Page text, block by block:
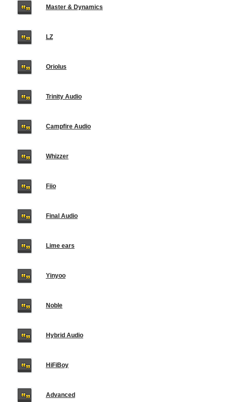
Master & Dynamics
LZ
Oriolus
Trinity Audio
Campfire Audio
Whizzer
Fiio
Final Audio
Lime ears
Yinyoo
Noble
Hybrid Audio
HiFiBoy
Advanced